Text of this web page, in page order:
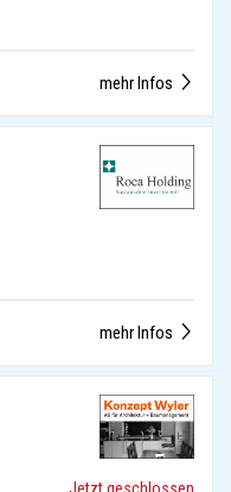
mehr Infos
mehr Infos